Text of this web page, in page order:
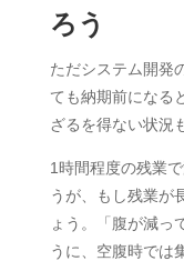
ろう
ただシステム開発
ても納期前になる
ざるを得ない状況
1時間程度の残業
うが、もし残業が
ょう。「腹が減っ
うに、空腹時では